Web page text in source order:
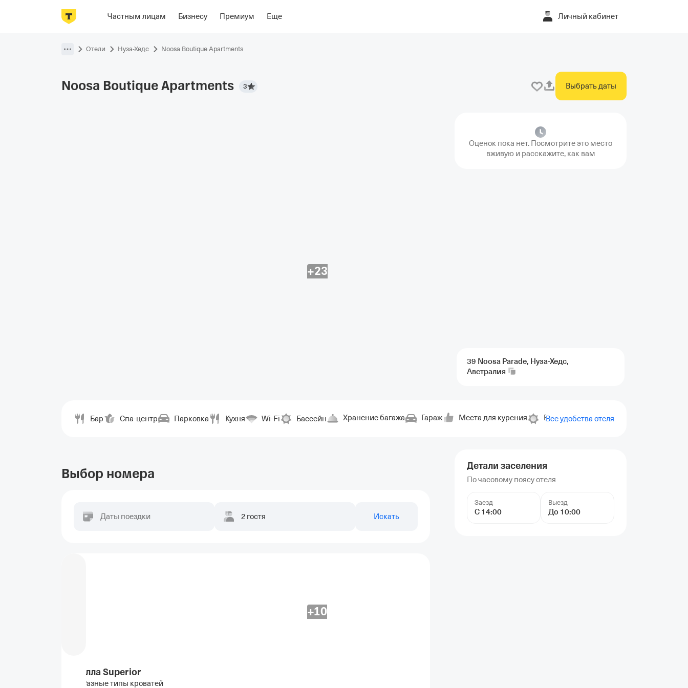
Частным лицам Бизнесу Премиум Еще Личный кабинет
Фотографии НомераРасположениеОб отеле
Отели Нуза-Хедc Noosa Boutique Apartments
Noosa BoutiqueApartments 3 Выбрать даты
+23
Оценок пока нет. Посмотрите это место
вживую и расскажите, как вам
39 Noosa Parade, Нуза-Хедc,
Австралия
Бар Спа-центр Парковка Кухня Wi-Fi Бассейн Хранение багажа Гараж Места для курения Бассейн с подогревом
Все удобства отеля
Детали заселения
По часовому поясу отеля
Заезд
С 14:00
Выезд
До 10:00
Выбор номера
Даты поездки 2 гостя Искать
+10
Вилла Superior
Разные типы кроватей